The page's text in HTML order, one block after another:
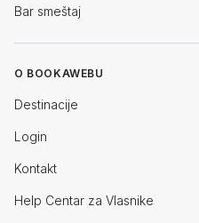
Bar smeštaj
O BOOKAWEBU
Destinacije
Login
Kontakt
Help Centar za Vlasnike